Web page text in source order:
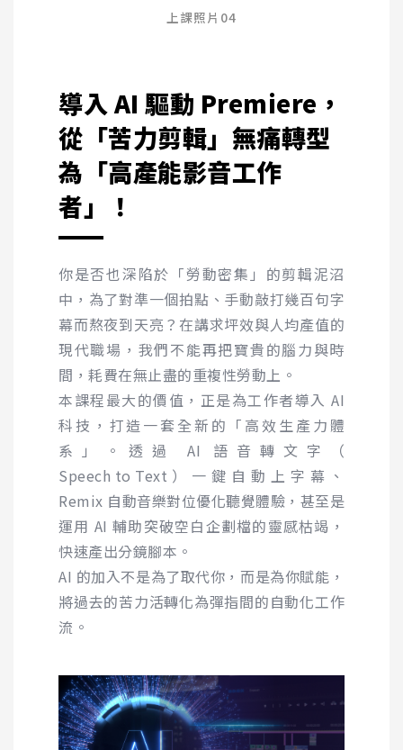
上課照片04
導入AI 驅動 Premiere ，
從「苦力剪輯」無痛轉型
為「高產能影音工作
者」！
你是否也深陷於「勞動密集」的剪輯泥沼
中，為了對準一個拍點、手動敲打幾百句字
幕而熬夜到天亮？在講求坪效與人均產值的
現代職場，我們不能再把寶貴的腦力與時
間，耗費在無止盡的重複性勞動上。
本課程最大的價值，正是為工作者導入 AI
科技，打造一套全新的「高效生產力體
系」。透過AI 語音轉文字（
Speech to Text ）一鍵自動上字幕、
Remix 自動音樂對位優化聽覺體驗，甚至是
運用 AI 輔助突破空白企劃檔的靈感枯竭，
快速產出分鏡腳本。
AI 的加入不是為了取代你，而是為你賦能，
將過去的苦力活轉化為彈指間的自動化工作
流。